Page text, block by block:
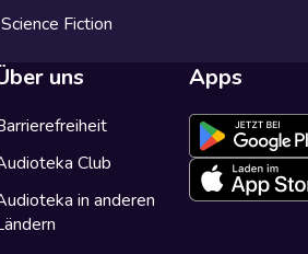
Science Fiction
uns
Club
in anderen
Apps